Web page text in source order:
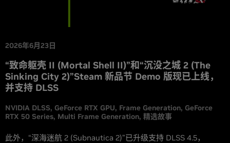
2026年6月23日
“致命躯壳 II (Mortal Shell II)”和“沉没之城 2 (The
Sinking City 2)”Steam 新品节 Demo 版现已上线，
并支持 DLSS
NVIDIA DLSS GeForce RTX GPU Frame Generation GeForce
RTX 50 Series Multi Frame Generation 精选故事
此外，“深海迷航 2 (Subnautica 2)”已升级支持 DLSS 4.5，